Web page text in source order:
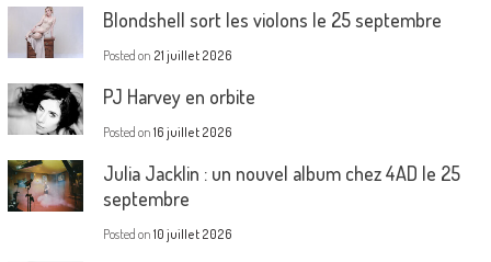
Blondshell sort les violons le 25 septembre
Posted on 21 juillet 2026
PJ Harvey en orbite
Posted on 16 juillet 2026
Julia Jacklin : un nouvel album chez 4AD le 25
septembre
Posted on 10 juillet 2026